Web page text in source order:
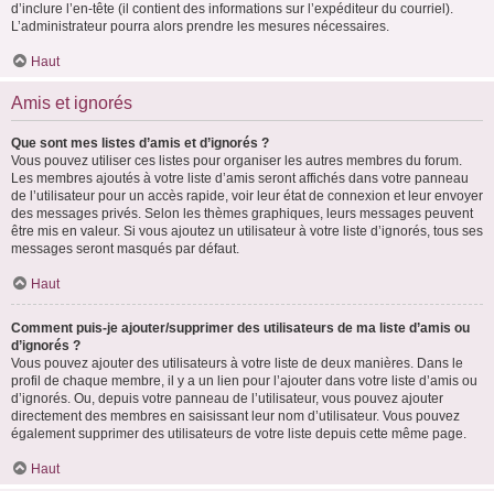
d’inclure l’en-tête (il contient des informations sur l’expéditeur du courriel).
L’administrateur pourra alors prendre les mesures nécessaires.
Haut
Amis et ignorés
Que sont mes listes d’amis et d’ignorés ?
Vous pouvez utiliser ces listes pour organiser les autres membres du forum.
Les membres ajoutés à votre liste d’amis seront affichés dans votre panneau
de l’utilisateur pour un accès rapide, voir leur état de connexion et leur envoyer
des messages privés. Selon les thèmes graphiques, leurs messages peuvent
être mis en valeur. Si vous ajoutez un utilisateur à votre liste d’ignorés, tous ses
messages seront masqués par défaut.
Haut
Comment puis-je ajouter/supprimer des utilisateurs de ma liste d’amis ou
d’ignorés ?
Vous pouvez ajouter des utilisateurs à votre liste de deux manières. Dans le
profil de chaque membre, il y a un lien pour l’ajouter dans votre liste d’amis ou
d’ignorés. Ou, depuis votre panneau de l’utilisateur, vous pouvez ajouter
directement des membres en saisissant leur nom d’utilisateur. Vous pouvez
également supprimer des utilisateurs de votre liste depuis cette même page.
Haut